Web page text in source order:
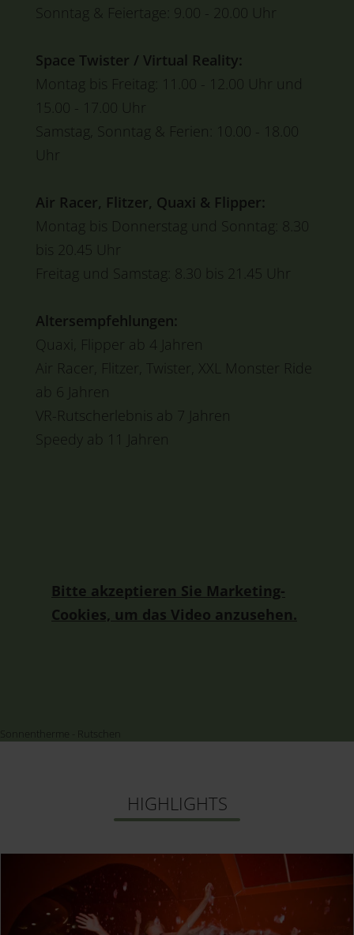
Sonntag & Feiertage: 9.00 - 20.00 Uhr
Space Twister / Virtual Reality:
Montag bis Freitag: 11.00 - 12.00 Uhr und
15.00 - 17.00 Uhr
Samstag, Sonntag & Ferien: 10.00 - 18.00
Uhr
Air Racer, Flitzer, Quaxi & Flipper:
Montag bis Donnerstag und Sonntag: 8.30
bis 20.45 Uhr
Freitag und Samstag: 8.30 bis 21.45 Uhr
Altersempfehlungen:
Quaxi, Flipper ab 4 Jahren
Air Racer, Flitzer, Twister, XXL Monster Ride
ab 6 Jahren
VR-Rutscherlebnis ab 7 Jahren
Speedy ab 11 Jahren
Bitte akzeptieren Sie Marketing-
Cookies, um das Video anzusehen.
Sonnentherme - Rutschen
HIGHLIGHTS